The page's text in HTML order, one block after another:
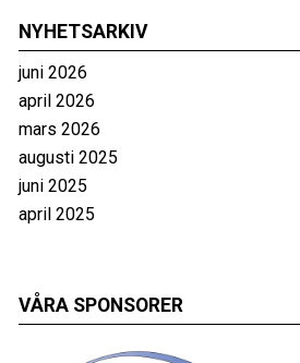
NYHETSARKIV
juni 2026
april 2026
mars 2026
augusti 2025
juni 2025
april 2025
VÅRA SPONSORER